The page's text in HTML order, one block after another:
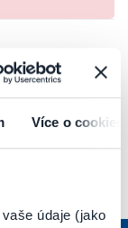
Více o cookies
údaje (jako